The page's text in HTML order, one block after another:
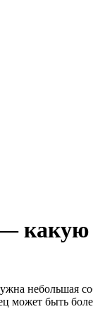
какую
небольшая
может быть